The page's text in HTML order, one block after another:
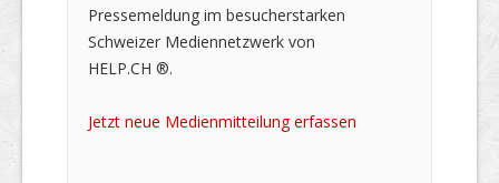
Pressemeldung im besucherstarken
Schweizer Mediennetzwerk von
HELP.CH ®.
Jetzt neue Medienmitteilung erfassen